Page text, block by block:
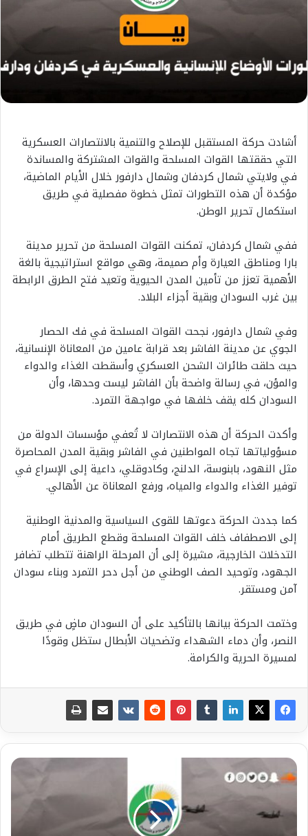
أشادت حركة المستقبل للإصلاح والتنمية بالانتصارات العسكرية
التي حققتها القوات المسلحة والقوات المشتركة والمساندة
في ولايتي شمال كردفان وشمال دارفور خلال الأيام الماضية،
مؤكدة أن هذه التطورات تمثل خطوة مفصلية في طريق
استكمال تحرير الوطن.
ففي شمال كردفان، تمكنت القوات المسلحة من تحرير مدينة
بارا ومناطق العيارة وأم صميمة، وهي مواقع استراتيجية بالغة
الأهمية تعزز من تأمين المدن الحيوية وتعيد فتح الطرق الرابطة
بين غرب السودان وبقية أجزاء البلاد.
وفي شمال دارفور، نجحت القوات المسلحة في فك الحصار
الجوي عن مدينة الفاشر بعد قرابة عامين من المعاناة الإنسانية،
حيث حلقت طائرات الشحن العسكري وأسقطت الغذاء والدواء
والمؤن، في رسالة واضحة بأن الفاشر ليست وحدها، وأن
السودان كله يقف خلفها في مواجهة التمرد.
وأكدت الحركة أن هذه الانتصارات لا تُعفي مؤسسات الدولة من
مسؤولياتها تجاه المواطنين في الفاشر وبقية المدن المحاصرة
مثل النهود، بابنوسة، الدلنج، وكادوقلي، داعية إلى الإسراع في
توفير الغذاء والدواء والمياه، ورفع المعاناة عن الأهالي.
كما جددت الحركة دعوتها للقوى السياسية والمدنية الوطنية
إلى الاصطفاف خلف القوات المسلحة وقطع الطريق أمام
التدخلات الخارجية، مشيرة إلى أن المرحلة الراهنة تتطلب تضافر
الجهود، وتوحيد الصف الوطني من أجل دحر التمرد وبناء سودان
آمن ومستقر.
وختمت الحركة بيانها بالتأكيد على أن السودان ماضٍ في طريق
النصر، وأن دماء الشهداء وتضحيات الأبطال ستظل وقودًا
لمسيرة الحرية والكرامة.
بيان
من
المستقبل